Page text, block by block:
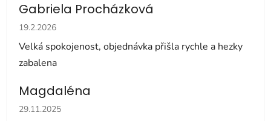
Gabriela Procházková
Hodnocení obchodu je 5 z 5 hvězdiček.
19.2.2026
Velká spokojenost, objednávka přišla rychle a hezky
zabalena
Magdaléna
Hodnocení obchodu je 5 z 5 hvězdiček.
29.11.2025